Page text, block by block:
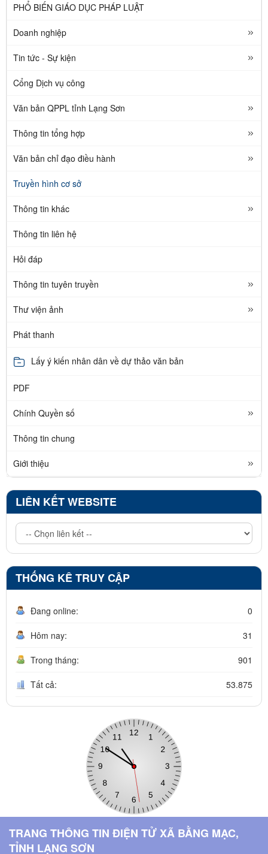
PHỔ BIẾN GIÁO DỤC PHÁP LUẬT
Doanh nghiệp
Tin tức - Sự kiện
Cổng Dịch vụ công
Văn bản QPPL tỉnh Lạng Sơn
Thông tin tổng hợp
Văn bản chỉ đạo điều hành
Truyền hình cơ sở
Thông tin khác
Thông tin liên hệ
Hỏi đáp
Thông tin tuyên truyền
Thư viện ảnh
Phát thanh
Lấy ý kiến nhân dân về dự thảo văn bản
PDF
Chính Quyền số
Thông tin chung
Giới thiệu
LIÊN KẾT WEBSITE
THỐNG KÊ TRUY CẬP
Đang online: 0
Hôm nay: 31
Trong tháng: 901
Tất cả: 53.875
TRANG THÔNG TIN ĐIỆN TỬ XÃ BẰNG MẠC,
TỈNH LẠNG SƠN